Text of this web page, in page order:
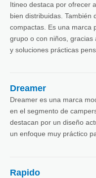
Itineo destaca por ofrecer
bien distribuidas. También
compactas. Es una marca
grupo o con niños,
y soluciones prácticas
Dreamer
Dreamer es una marca
en el segmento de
destacan por un diseño
un enfoque muy práctico
Rapido